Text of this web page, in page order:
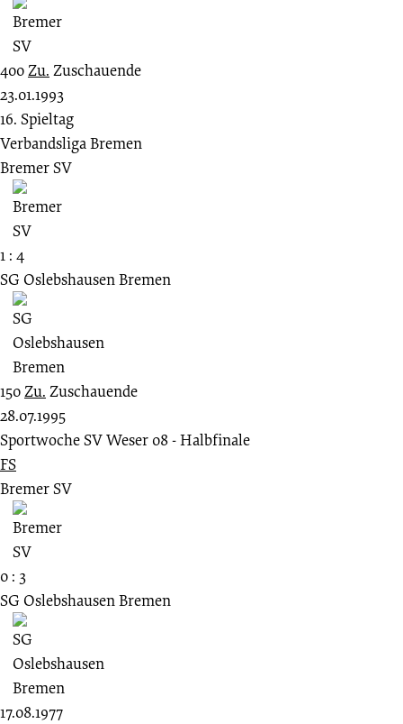
400Zu. Zuschauende
23.01.1993
16. Spieltag
Verbandsliga Bremen
Bremer SV
1 : 4
SG Oslebshausen Bremen
150Zu. Zuschauende
28.07.1995
Sportwoche SV Weser 08 - Halbfinale
FS
Bremer SV
0 : 3
SG Oslebshausen Bremen
17.08.1977